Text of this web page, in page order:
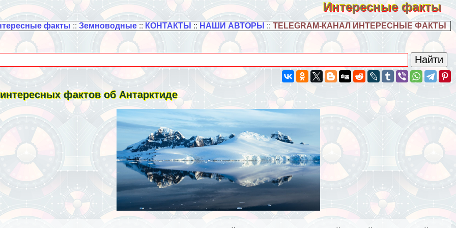
Интересные факты
факты :: Земноводные:: КОНТАКТЫ :: НАШИ АВТОРЫ :: TELEGRAM-КАНАЛ ИНТЕРЕСНЫЕ ФАКТЫ
фактов об Антарктиде